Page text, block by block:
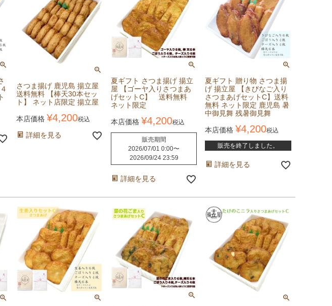
さつま揚げ 鹿児島 揚立屋
送料無料 【棒天30本セッ
ト】 ネット店限定 揚立屋
本店価格 ¥4,200税込
詳細を見る
夏ギフト さつま揚げ 揚立
屋 【ゴーヤ入りさつまあ
げセットC】 送料無料
ネット限定
本店価格 ¥4,200税込
販売期間
2026/07/01 0:00〜
2026/09/24 23:59
詳細を見る
夏ギフト 贈り物 さつま揚
げ 揚立屋 【きびなご入り
さつまあげセットC】送料
無料 ネット限定 鹿児島 暑
中御見舞 残暑御見舞
本店価格 ¥4,200税込
販売を終了しました。
詳細を見る